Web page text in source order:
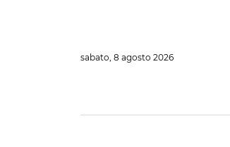
sabato, 8 agosto 2026